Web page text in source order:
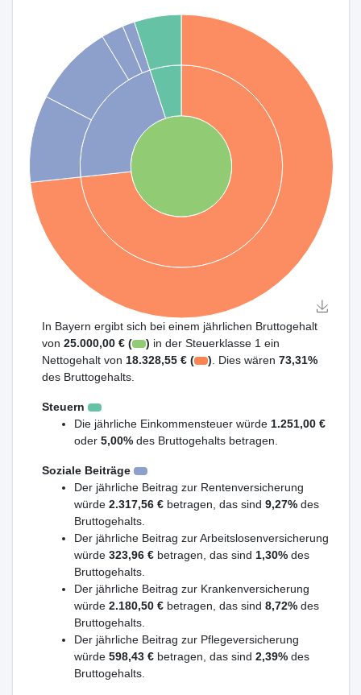
In Bayern ergibt sich bei einem jährlichen Bruttogehalt
von 25.000,00 € ( ) in der Steuerklasse 1 ein
Nettogehalt von 18.328,55 € ( ) . Dies wären73,31%
des Bruttogehalts.
Steuern
Die jährliche Einkommensteuer würde 1.251,00 €
oder 5,00% des Bruttogehalts betragen.
Soziale Beiträge
Der jährliche Beitrag zur Rentenversicherung
würde 2.317,56 € betragen, das sind 9,27% des
Bruttogehalts.
Der jährliche Beitrag zur Arbeitslosenversicherung
würde 323,96 € betragen, das sind 1,30% des
Bruttogehalts.
Der jährliche Beitrag zur Krankenversicherung
würde 2.180,50 € betragen, das sind 8,72% des
Bruttogehalts.
Der jährliche Beitrag zur Pflegeversicherung
würde 598,43 € betragen, das sind 2,39% des
Bruttogehalts.